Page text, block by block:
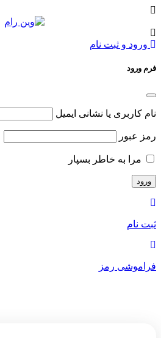
ورود و ثبت نام
فرم ورود
نام کاربری یا نشانی ایمیل
رمز عبور
مرا به خاطر بسپار
ثبت نام
فراموشی رمز